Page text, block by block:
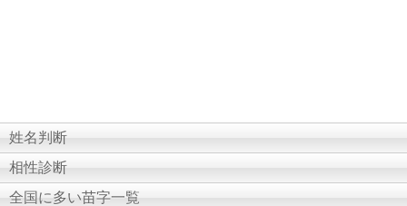
姓名判断
相性診断
全国に多い苗字一覧